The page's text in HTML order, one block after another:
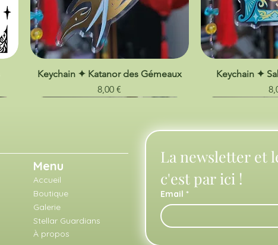
Keychain ✦ Katanor des Gémeaux
Prix
8,00 €
Keychain ✦
Accueil
Boutique
Galerie
Stellar Guardians
À propos
La newsletter et
c'est par ici !
Email *
Menu